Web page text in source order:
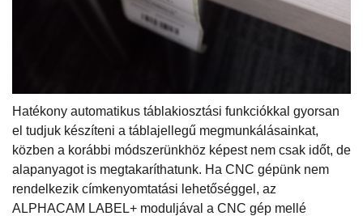
Hatékony automatikus táblakiosztási funkciókkal gyorsan
el tudjuk készíteni a táblajellegű megmunkálásainkat,
közben a korábbi módszerünkhöz képest nem csak időt, de
alapanyagot is megtakaríthatunk. Ha CNC gépünk nem
rendelkezik címkenyomtatási lehetőséggel, az
ALPHACAM LABEL+ moduljával a CNC gép mellé